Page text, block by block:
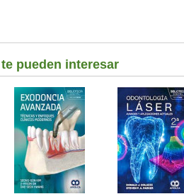
pueden interesar